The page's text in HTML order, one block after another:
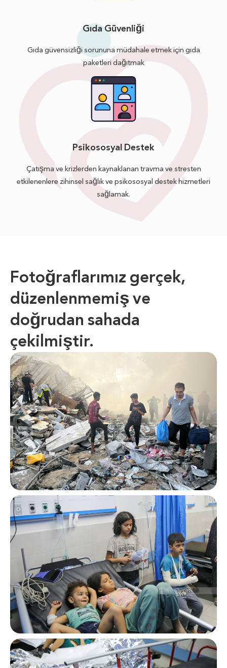
Gıda Güvenliği
Gıda güvensizliği sorununa müdahale etmek için gıda
paketleri dağıtmak
Psikososyal Destek
Çatışma ve krizlerden kaynaklanan travma ve stresten
etkilenenlere zihinsel sağlık ve psikososyal destek hizmetleri
sağlamak.
Fotoğraflarımız gerçek,
düzenlenmemiş ve
doğrudan sahada
çekilmiştir.